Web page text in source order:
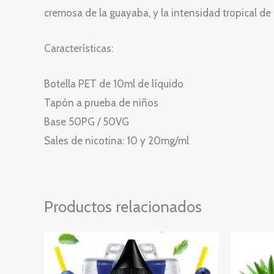
cremosa de la guayaba, y la intensidad tropical de
Características:
Botella PET de 10ml de líquido
Tapón a prueba de niños
Base 50PG / 50VG
Sales de nicotina: 10 y 20mg/ml
Productos relacionados
Rango
de
precios:
producto